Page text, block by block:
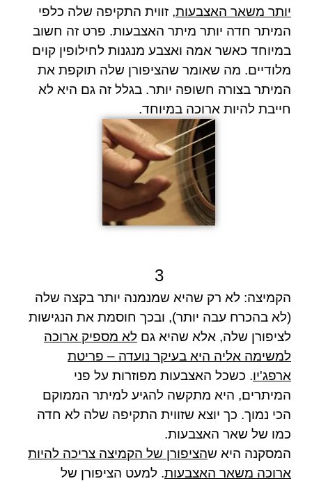
יותר משאר האצבעות, זווית התקיפה שלה כלפי
המיתר חדה יותר מיתר האצבעות. פרט זה חשוב
במיוחד כאשר אמה ואצבע מנגנות לחילופין קוים
מלודיים. מה שאומר שהציפורן שלה תוקפת את
המיתר בצורה חשופה יותר. בגלל זה גם היא לא
חייבת להיות ארוכה במיוחד.
3
הקמיצה: לא רק שהיא שמנמנה יותר בקצה שלה
(לא בהכרח עבה יותר), ובכך חוסמת את הנגישות
לציפורן שלה, אלא שהיא גם לא מספיק ארוכה
למשימה אליה היא בעיקר נועדה – פריטת
ארפג'יו. כשכל האצבעות מפוזרות על פני
המיתרים, היא מתקשה להגיע למיתר הממוקם
הכי נמוך. כך יוצא שזווית התקיפה שלה לא חדה
כמו של שאר האצבעות.
המסקנה היא שהציפורן של הקמיצה צריכה להיות
ארוכה משאר האצבעות. למעט הציפורן של